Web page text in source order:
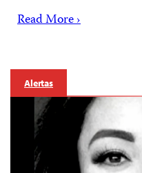
Read More ›
Alertas